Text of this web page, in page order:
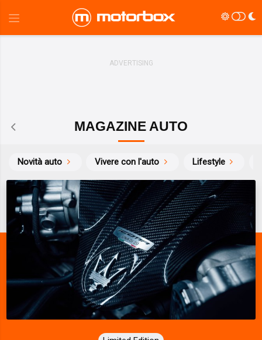
MAGAZINE AUTO
Novità auto Vivere con l'auto Lifestyle